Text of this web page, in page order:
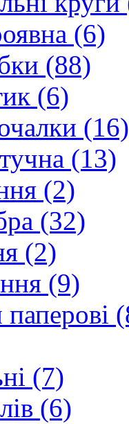
(6)
(88)
(6)
(16)
(13)
(2)
(32)
(2)
(9)
(7)
(6)